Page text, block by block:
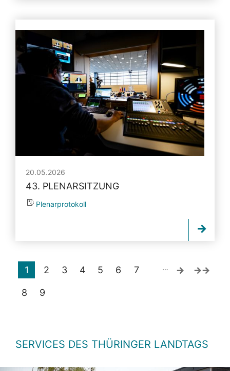
20.05.2026
43. PLENARSITZUNG
Plenarprotokoll
1 2 3 4 5 6 7
8 9
…
SERVICES DES THÜRINGER LANDTAGS